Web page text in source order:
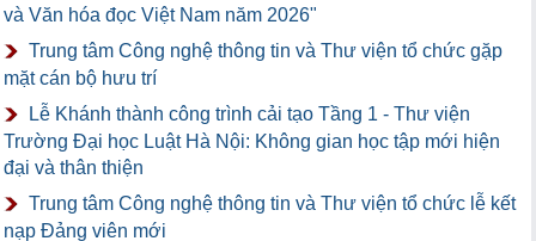
và Văn hóa đọc Việt Nam năm 2026"
Trung tâm Công nghệ thông tin và Thư viện tổ chức gặp
mặt cán bộ hưu trí
Lễ Khánh thành công trình cải tạo Tầng 1 - Thư viện
Trường Đại học Luật Hà Nội: Không gian học tập mới hiện
đại và thân thiện
Trung tâm Công nghệ thông tin và Thư viện tổ chức lễ kết
nạp Đảng viên mới